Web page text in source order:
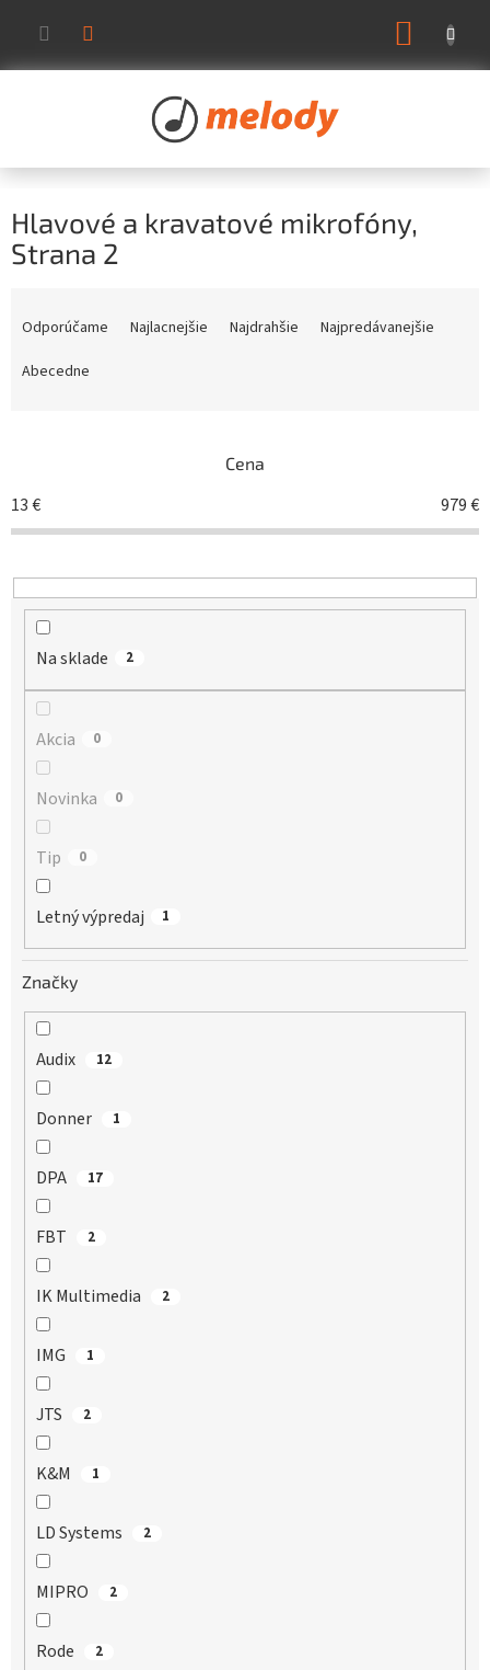
obsah
Hlavové a kravatové mikrofóny,
Strana 2
o
d
Odporúčame Najlacnejšie Najdrahšie
Najpredávanejšie
Abecedne
Cena
13€ 979€
Na sklade 2
Akcia 0
Novinka 0
Tip 0
Letný výpredaj 1
Značky
Audix 12
Donner 1
DPA 17
FBT 2
IK Multimedia 2
IMG 1
JTS 2
K&M 1
LD Systems 2
MIPRO 2
Rode 2